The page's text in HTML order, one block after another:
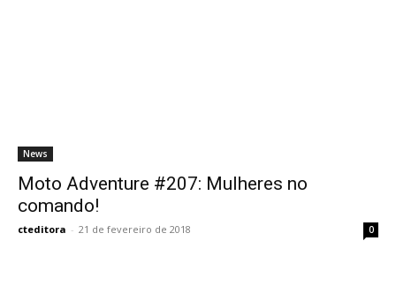
News
Moto Adventure #207: Mulheres no
comando!
cteditora - 21 de fevereiro de 2018 0